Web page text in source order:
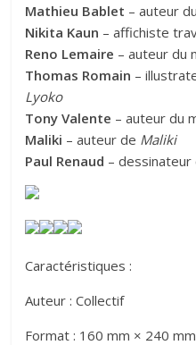
Mathieu Bablet – auteur du
Nikita Kaun – affichiste
Reno Lemaire – auteur du
Thomas Romain –
Lyoko
Tony Valente – auteur du
Maliki – auteur de Maliki
Paul Renaud – dessinateur
Caractéristiques :
Auteur : Collectif
Format : 160 mm × 240 mm